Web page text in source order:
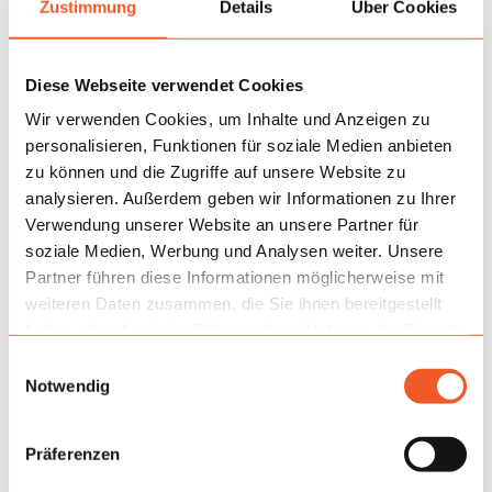
Zustimmung Details Über Cookies
Diese Webseite verwendet Cookies
Wir verwenden Cookies, um Inhalte und Anzeigen zu
personalisieren, Funktionen für soziale Medien anbieten
zu können und die Zugriffe auf unsere Website zu
analysieren. Außerdem geben wir Informationen zu Ihrer
Verwendung unserer Website an unsere Partner für
soziale Medien, Werbung und Analysen weiter. Unsere
Partner führen diese Informationen möglicherweise mit
weiteren Daten zusammen, die Sie ihnen bereitgestellt
Notwendig
Präferenzen
Anwendung
In der Praxis verbessert der Wagen den gesamten
Materialfluss – vom Ausladen des Inflatable aus dem
zum reibungslosen Rücktransport nach
Veranstaltungsende. Weniger manuelles Heben bedeutet
eine schnellere Vorbereitung der Attraktion, ein geringeres
Verletzungsrisiko für das Personal und eine bessere